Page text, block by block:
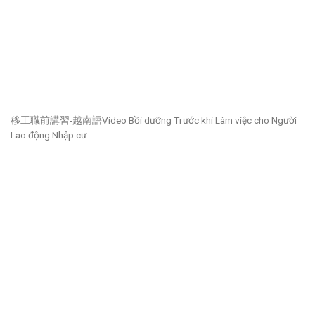
移工職前講習-越南語Video Bồi dưỡng Trước khi Làm việc cho Người
Lao động Nhập cư